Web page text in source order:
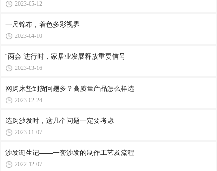
2023-05-12
一尺锦布，着色多彩视界
2023-04-10
“两会”进行时，家居业发展释放重要信号
2023-03-16
网购床垫到货问题多？高质量产品怎么样选
2023-02-24
选购沙发时，这几个问题一定要考虑
2023-01-07
沙发诞生记——一套沙发的制作工艺及流程
2022-12-07